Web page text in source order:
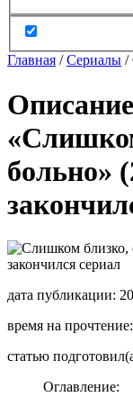
Главная /Сериалы /
больно»
дата публикации:
время на
статью
Оглавление: